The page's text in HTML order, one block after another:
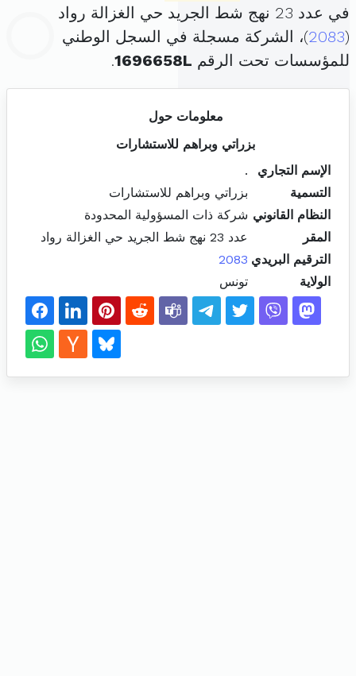
في عدد 23 نهج شط الجريد حي الغزالة رواد
(
2083)، الشركة مسجلة في السجل الوطني
للمؤسسات تحت الرقم 1696658L
.
معلومات حول
بزراتي وبراهم للاستشارات
الإسم التجاري
.
التسمية
بزراتي وبراهم للاستشارات
النظام القانوني شركة ذات المسؤولية المحدودة
المقر
عدد 23 نهج شط الجريد حي الغزالة رواد
الترقيم البريدي 2083
الولاية
تونس